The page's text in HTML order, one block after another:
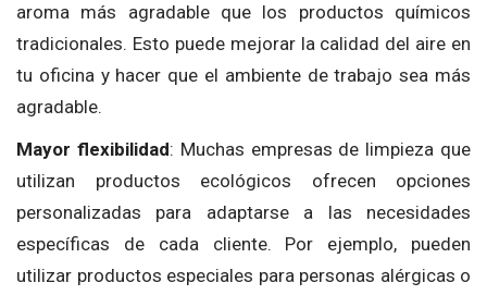
aroma más agradable que los productos químicos
tradicionales. Esto puede mejorar la calidad del aire en
tu oficina y hacer que el ambiente de trabajo sea más
agradable.
Mayor flexibilidad: Muchas empresas de limpieza que
utilizan productos ecológicos ofrecen opciones
personalizadas para adaptarse a las necesidades
específicas de cada cliente. Por ejemplo, pueden
utilizar productos especiales para personas alérgicas o